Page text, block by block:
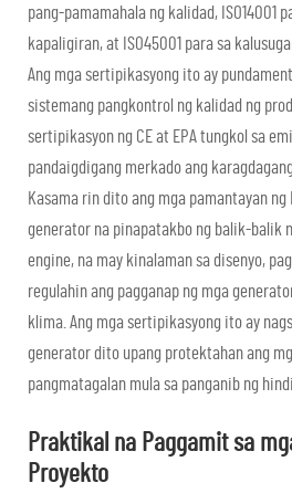
pang-pamamahala ng kalidad, ISO14001
kapaligiran, at ISO45001 para sa
Ang mga sertipikasyong ito ay
sistemang pangkontrol ng kalidad ng
sertipikasyon ng CE at EPA tungkol sa
pandaigdigang merkado ang
Kasama rin dito ang mga pamantayan ng
generator na pinapatakbo ng balik-balik
engine, na may kinalaman sa disenyo,
regulahin ang pagganap ng mga
klima. Ang mga sertipikasyong ito ay
generator dito upang protektahan ang
pangmatagalan mula sa panganib ng
Praktikal na Paggamit sa
Proyekto